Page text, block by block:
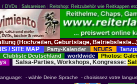
/ DVDs| Salsareisen| Reitshop: Reitzubehör wie Reitkappen
(Hochzeiten, Geburtstage,
/ SITE MAP
Party-Kalender NEUES
Clubliste Deutschland worldwide Photos:
Salsa-Parties, Workshops, Kongresse:
- wähle Deine Sprache - choisissez votre